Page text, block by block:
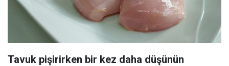
Tavuk pişirirken bir kez daha düşünün